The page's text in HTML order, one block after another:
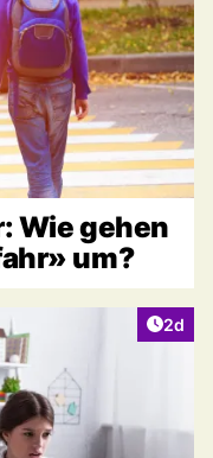
Wie gehen
um?
2d